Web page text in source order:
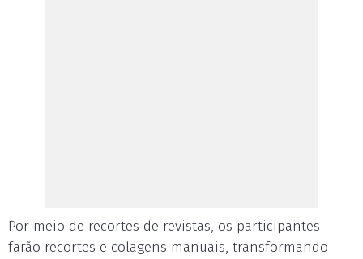
Por meio de recortes de revistas, os participantes
farão recortes e colagens manuais, transformando